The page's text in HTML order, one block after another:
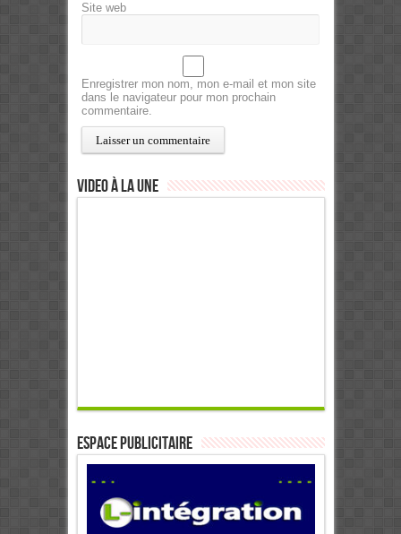
Site web
Enregistrer mon nom, mon e-mail et mon site
dans le navigateur pour mon prochain
commentaire.
Video à la Une
ESPACE PUBLICITAIRE